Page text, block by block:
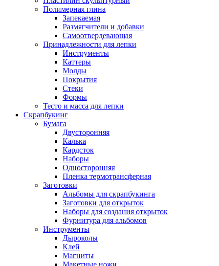
Полимерная глина
Запекаемая
Размягчители и добавки
Самоотвердевающая
Принадлежности для лепки
Инструменты
Каттеры
Молды
Покрытия
Стеки
Формы
Тесто и масса для лепки
Скрапбукинг
Бумага
Двусторонняя
Калька
Кардсток
Наборы
Односторонняя
Пленка термотрансферная
Заготовки
Альбомы для скрапбукинга
Заготовки для открыток
Наборы для создания открыток
Фурнитура для альбомов
Инструменты
Дыроколы
Клей
Магниты
Макетные ножи